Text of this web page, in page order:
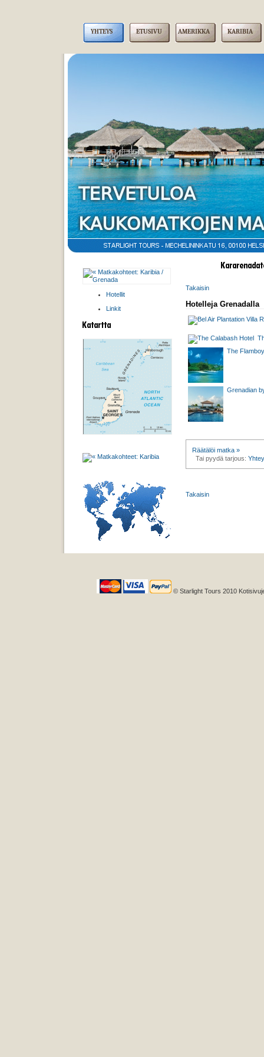
YHTEYS ETUSIVU AMERIKKA KARIBIA
Takaisin
Hotelleja Grenadalla
The
Grenadian
Räätälöi matka »
Tai pyydä tarjous:
Takaisin
Hotellit
Linkit
© Starlight Tours 2010